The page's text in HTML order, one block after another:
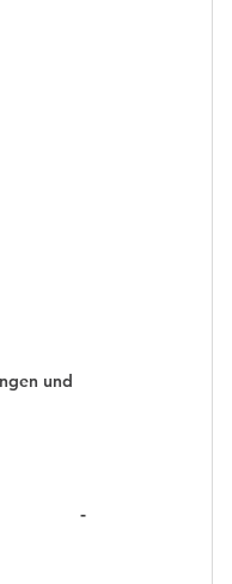
und
-